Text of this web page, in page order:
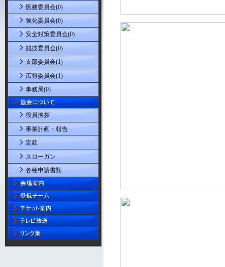
医務委員会(0)
強化委員会(0)
安全対策委員会(0)
競技委員会(0)
支部委員会(1)
広報委員会(1)
事務局(0)
役員挨拶
事業計画・報告
定款
スローガン
各種申請書類